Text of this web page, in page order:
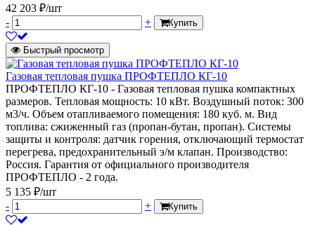
42 203 ₽/шт
-
+ Купить
Быстрый просмотр
Газовая тепловая пушка ПРОФТЕПЛО КГ-10
ПРОФТЕПЛО КГ-10 - Газовая тепловая пушка компактных
размеров. Тепловая мощность: 10 кВт. Воздушный поток: 300
м3/ч. Объем отапливаемого помещения: 180 куб. м. Вид
топлива: сжиженный газ (пропан-бутан, пропан). Системы
защиты и контроля: датчик горения, отключающий термостат
перегрева, предохранительный э/м клапан. Производство:
Россия. Гарантия от официального производителя
ПРОФТЕПЛО - 2 года.
5 135 ₽/шт
-
+ Купить